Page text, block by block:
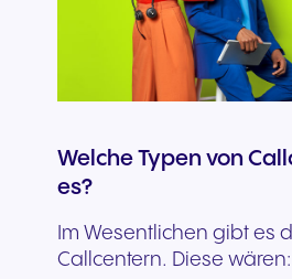
Welche Typen von
es?
Im Wesentlichen gibt es
Callcentern. Diese wären: